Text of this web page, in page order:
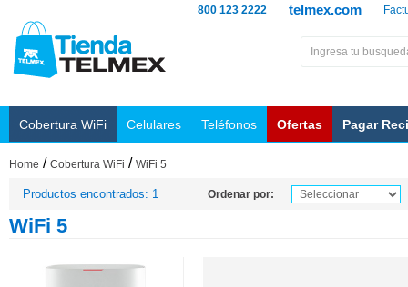
telmex.com
800 123 2222
Cobertura WiFi Celulares Teléfonos Ofertas Pagar
Home / Cobertura WiFi / WiFi 5
Productos encontrados: 1 Ordenar por:
WiFi 5